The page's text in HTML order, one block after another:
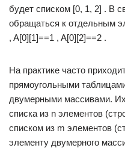
будет списком [0, 1, 2] . В
обращаться к отдельным
, A[0][1]==1 , A[0][2]==2 .
На практике часто
прямоугольными
двумерными массивами.
списка из n элементов
списком из m элементов
элементу двумерного